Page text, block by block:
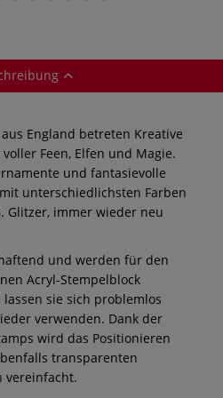
aus England betreten Kreative
Feen, Elfen und Magie.
und fantasievolle
unterschiedlichsten Farben
Glitzer, immer wieder neu
und werden für den
Acryl-Stempelblock
sie sich problemlos
verwenden. Dank der
wird das Positionieren
transparenten
vereinfacht.